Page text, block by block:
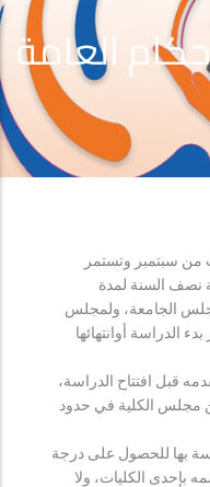
العامة
من سبتمبر وتستمر
نصف السنة لمدة
الجامعة، ولمجلس
الدراسة أوانتهائها
قبل افتتاح الدراسة،
مجلس الكلية في حدود
بها للحصول على درجة
بإحدى الكليات، ولا